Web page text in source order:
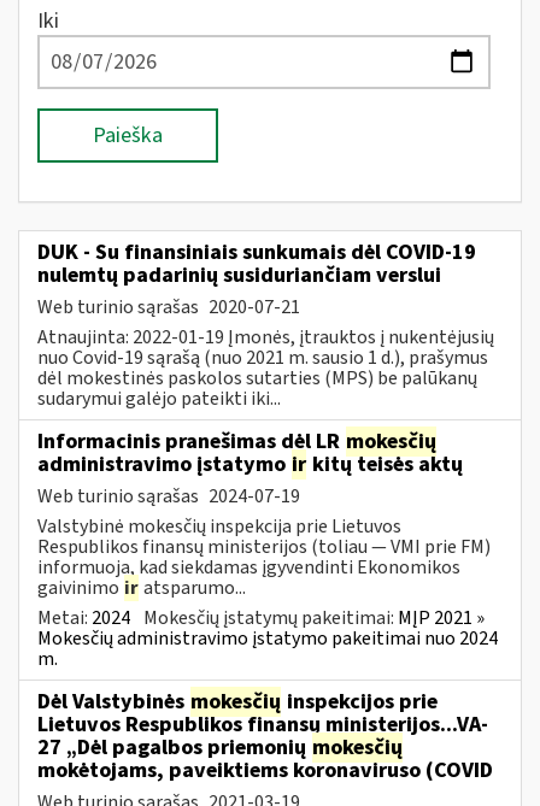
Iki
Paieška
DUK - Su finansiniais sunkumais dėl COVID-19
nulemtų padarinių susiduriančiam verslui
Web turinio sąrašas 2020-07-21
Atnaujinta: 2022-01-19 Įmonės, įtrauktos į nukentėjusių
nuo Covid-19 sąrašą (nuo 2021 m. sausio 1 d.), prašymus
dėl mokestinės paskolos sutarties (MPS) be palūkanų
sudarymui galėjo pateikti iki...
Informacinis pranešimas dėl LR mokesčių
administravimo įstatymo ir kitų teisės aktų
Web turinio sąrašas 2024-07-19
Valstybinė mokesčių inspekcija prie Lietuvos
Respublikos finansų ministerijos (toliau — VMI prie FM)
informuoja, kad siekdamas įgyvendinti Ekonomikos
gaivinimo iratsparumo...
Metai: 2024 Mokesčių įstatymų pakeitimai: MĮP 2021 »
Mokesčių administravimo įstatymo pakeitimai nuo 2024
m.
Dėl Valstybinės mokesčių inspekcijos prie
Lietuvos Respublikos finansų ministerijos...VA-
27 „Dėl pagalbos priemonių mokesčių
mokėtojams, paveiktiems koronaviruso (COVID